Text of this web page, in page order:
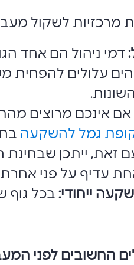
מרכזיות לשקול
דמי ניהול הם אחד
עלולים להפחית
אם אינכם מרוצים
גמל להשקעה
זאת, ייתכן
עדיף על פני
ייחודי: בכל גוף
החשובים לפני